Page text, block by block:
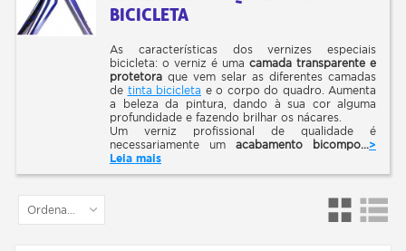
BICICLETA
As características dos vernizes especiais
bicicleta: o verniz é uma camada transparente e
protetora que vem selar as diferentes camadas
de tinta bicicleta e o corpo do quadro. Aumenta
a beleza da pintura, dando à sua cor alguma
profundidade e fazendo brilhar os nácares.
Um verniz profissional de qualidade é
necessariamente um acabamento bicompo...>
Leia mais
Ordenar por